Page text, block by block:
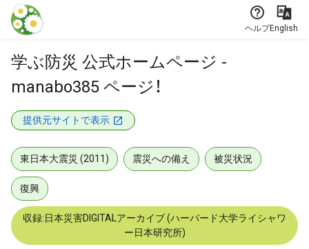
本文に飛ぶ
ヘルプEnglish
学ぶ防災 公式ホームページ -
manabo385 ページ！
提供元サイトで表示
東日本大震災 (2011) 震災への備え 被災状況
復興
収録:日本災害DIGITALアーカイブ (ハーバード大学ライシャワ
ー日本研究所)